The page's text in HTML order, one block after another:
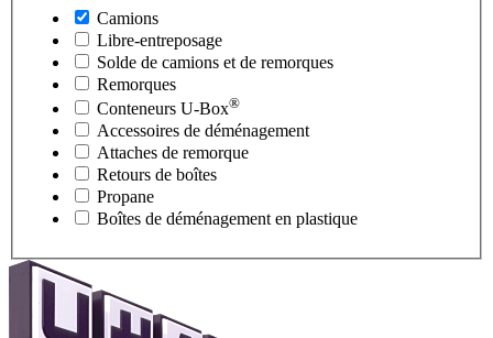
Camions
Libre-entreposage
Solde de camions et de remorques
Remorques
Conteneurs U-Box®
Accessoires de déménagement
Attaches de remorque
Retours de boîtes
Propane
Boîtes de déménagement en plastique